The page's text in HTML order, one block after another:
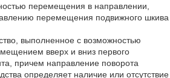
перемещения в направлении,
перемещения подвижного шкива
выполненное с возможностью
вверх и вниз первого
причем направление поворота
определяет наличие или отсутствие